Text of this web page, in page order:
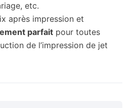
etc.
après impression et
parfaitpour toutes
de l’impression de jet